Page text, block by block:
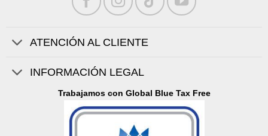
ATENCIÓN AL CLIENTE
INFORMACIÓN LEGAL
Trabajamos con Global Blue Tax Free